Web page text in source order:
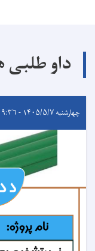
داو طلبی
چهارشنبه ۱۴۰۵/۵/۷ - ۹:۳۶